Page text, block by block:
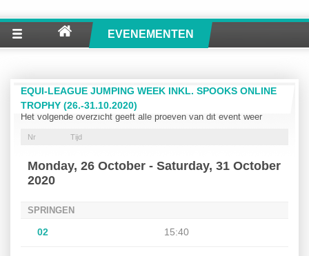
EVENEMENTEN
EQUI-LEAGUE JUMPING WEEK INKL. SPOOKS ONLINE
TROPHY (26.-31.10.2020)
Het volgende overzicht geeft alle proeven van dit event weer
Nr Tijd
Monday, 26 October - Saturday, 31 October
2020
SPRINGEN
02 15:40